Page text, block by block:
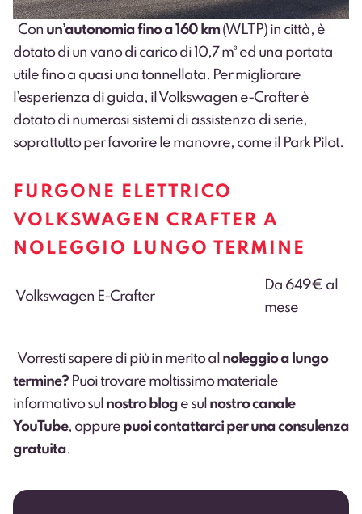
Con un’autonomia fino a 160 km(WLTP) in città, è
dotato di un vano di carico di 10,7 m³ ed una portata
utile fino a quasi una tonnellata. Per migliorare
l’esperienza di guida, il Volkswagen e-Crafter è
dotato di numerosi sistemi di assistenza di serie,
soprattutto per favorire le manovre, come il Park Pilot.
FURGONE ELETTRICO
VOLKSWAGEN CRAFTER A
NOLEGGIO LUNGO TERMINE
Volkswagen E-Crafter
Da 649€ al
mese
Vorresti sapere di più in merito al noleggio a lungo
termine? Puoi trovare moltissimo materiale
informativo sul nostro blog e sul nostro canale
YouTube, oppure puoi contattarci per una consulenza
gratuita.